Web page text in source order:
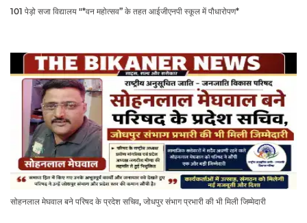
101 पेड़ो सजा विद्यालय "*वन महोत्सव” के तहत आईजीएनपी स्कूल में पौधारोपण*
सोहनलाल मेघवाल बने परिषद के प्रदेश सचिव, जोधपुर संभाग प्रभारी की भी मिली जिम्मेदारी